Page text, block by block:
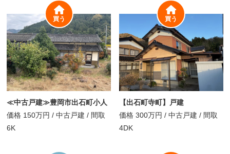
≪中古戸建≫豊岡市出石町小人
価格 150万円 / 中古戸建 / 間取
6K
買う
【出石町寺町】戸建
価格 300万円 / 中古戸建 / 間取
4DK
買う